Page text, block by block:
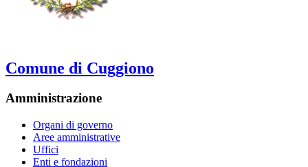
Comune di Cuggiono
Amministrazione
Organi di governo
Aree amministrative
Uffici
Enti e fondazioni